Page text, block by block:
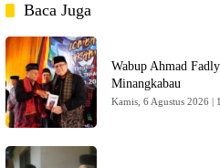
Baca Juga
Wabup Ahmad
Minangkabau
Kamis, 6 Agustus 2026 |